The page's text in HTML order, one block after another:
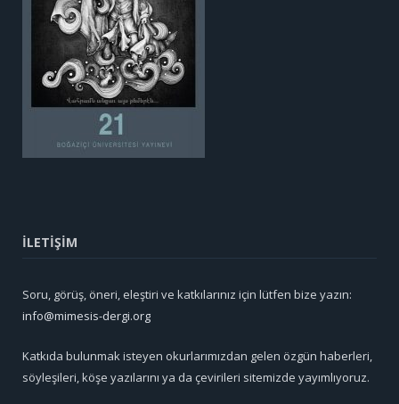
İLETİŞİM
Soru, görüş, öneri, eleştiri ve katkılarınız için lütfen bize yazın:
info@mimesis-dergi.org
Katkıda bulunmak isteyen okurlarımızdan gelen özgün haberleri,
söyleşileri, köşe yazılarını ya da çevirileri sitemizde yayımlıyoruz.